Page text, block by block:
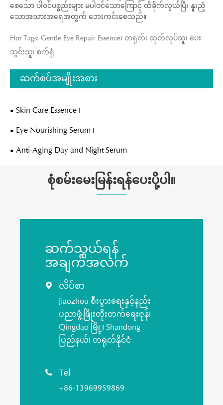
စေသော ပါဝင်ပစ္စည်းများ မပါဝင်သောကြောင့် ထိခိုက်လွယ်ပြီး နူးညံ့
သောအသားအရေအတွက် ဘေးကင်းစေသည်။
Hot Tags: Gentle Eye Repair Essence၊ တရုတ်၊ ထုတ်လုပ်သူ၊ ပေး
သွင်းသူ၊ စက်ရုံ
ဆက်စပ်အမျိုးအစား
Skin Care Essence ၊
Eye Nourishing Serum ၊
Anti-Aging Day and Night Serum
စုံစမ်းမေးမြန်းရန်ပေးပို့ပါ။
ဆက်သွယ်ရန်
အချက်အလက်
 လိပ်စာ
Jiaozhou စီးပွားရေးနှင့်နည်း
ပညာဖွံ့ဖြိုးတိုးတက်ရေးဇုန်၊
Qingdao မြို့၊ Shandong
ပြည်နယ်၊ တရုတ်နိုင်ငံ
 Tel
+86-13969959869